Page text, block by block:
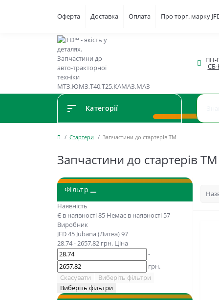
Оферта Доставка Оплата Про торг. марку
ПН-
СБ-
Категорії
Стартери Запчастини до стартерів ТМ
Запчастини до стартерів
Фільтр
Наявність
Є в наявності85 Немає в наявності 57
Виробник
JFD45 Jubana (Литва)97
28.74-2657.82 грн. Ціна
-
грн.
Скасувати
Виберіть фільтри
Виберіть фільтри